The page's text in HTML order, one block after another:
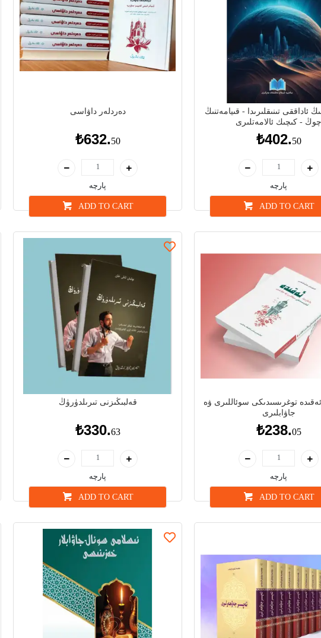
ئاداققى تىنىقلىرىدا - قىيامەتنىڭ
چوڭ - كىچىك ئالامەتلىرى
₺402.50
پارچە
ADD TO CART
دەردلەر داۋاسى
₺632.50
پارچە
ADD TO CART
ئەقىدە توغرىسىدىكى سوئاللىرى ۋە
جاۋابلىرى
₺238.05
پارچە
ADD TO CART
قەلبىڭىزنى تىرىلدۈرۈڭ
₺330.63
پارچە
ADD TO CART